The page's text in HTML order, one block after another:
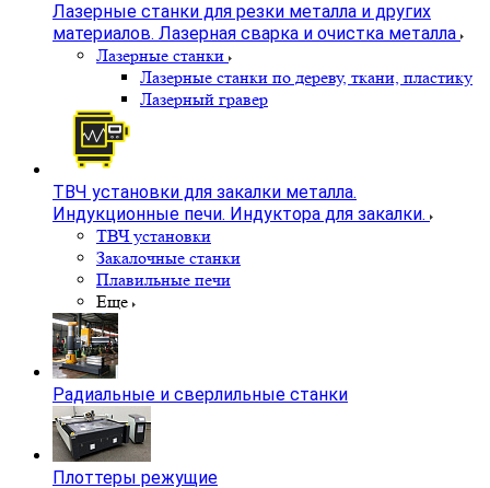
Лазерные станки для резки металла и других
материалов. Лазерная сварка и очистка металла
Лазерные станки
Лазерные станки по дереву, ткани, пластику
Лазерный гравер
ТВЧ установки для закалки металла.
Индукционные печи. Индуктора для закалки.
ТВЧ установки
Закалочные станки
Плавильные печи
Еще
Радиальные и сверлильные станки
Плоттеры режущие